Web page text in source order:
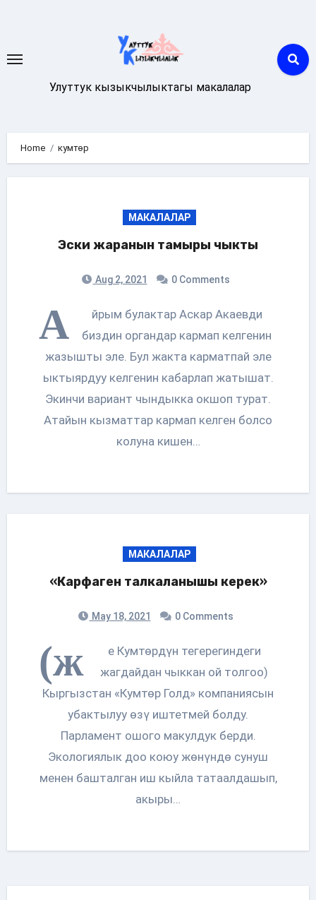
Улуттук кызыкчылыктагы макалалар
Home кумтөр
МАКАЛАЛАР
Эски жаранын тамыры чыкты
Aug 2, 2021 0 Comments
А
йрым булактар Аскар Акаевди
биздин органдар кармап келгенин
жазышты эле. Бул жакта карматпай эле
ыктыярдуу келгенин кабарлап жатышат.
Экинчи вариант чындыкка окшоп турат.
Атайын кызматтар кармап келген болсо
колуна кишен…
МАКАЛАЛАР
«Карфаген талкаланышы керек»
May 18, 2021 0 Comments
(ж
е Кумтөрдүн тегерегиндеги
жагдайдан чыккан ой толгоо)
Кыргызстан «Кумтөр Голд» компаниясын
убактылуу өзү иштетмей болду.
Парламент ошого макулдук берди.
Экологиялык доо коюу жөнүндө сунуш
менен башталган иш кыйла татаалдашып,
акыры…